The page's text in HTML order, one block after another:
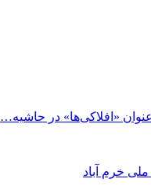
«افلاکی‌ها» در حاشیه…